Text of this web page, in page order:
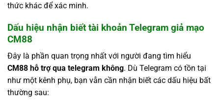
thức khác để xác minh.
Dấu hiệu nhận biết tài khoản Telegram giả mạo
CM88
Đây là phần quan trọng nhất với người đang tìm hiểu
CM88 hỗ trợ qua telegram không. Dù Telegram có tồn tại
như một kênh phụ, bạn vẫn cần nhận biết các dấu hiệu bất
thường sau: